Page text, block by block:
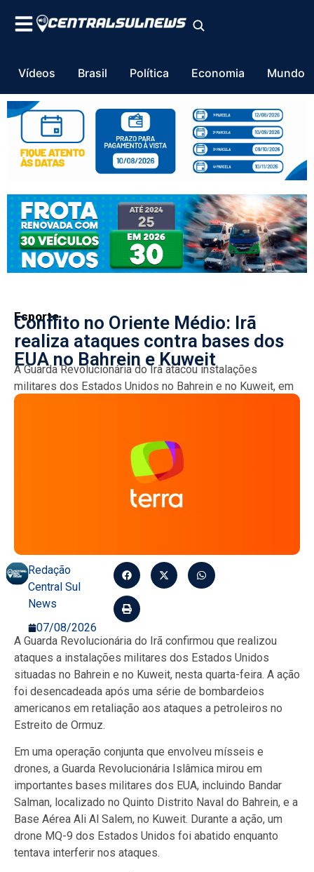
Vídeos Brasil Política Economia Mundo
Esporte
Conflito no Oriente Médio: Irã
realiza ataques contra bases dos
EUA no Bahrein e Kuweit
A Guarda Revolucionária do Irã atacou instalações
militares dos Estados Unidos no Bahrein e no Kuweit, em
resposta a uma série de ataques americanos. A...
Redação
Central Sul
News
07/08/2026
A Guarda Revolucionária do Irã confirmou que realizou
ataques a instalações militares dos Estados Unidos
situadas no Bahrein e no Kuweit, nesta quarta-feira. A ação
foi desencadeada após uma série de bombardeios
americanos em retaliação aos ataques a petroleiros no
Estreito de Ormuz.
Em uma operação conjunta que envolveu mísseis e
drones, a Guarda Revolucionária Islâmica mirou em
importantes bases militares dos EUA, incluindo Bandar
Salman, localizado no Quinto Distrito Naval do Bahrein, e a
Base Aérea Ali Al Salem, no Kuweit. Durante a ação, um
drone MQ-9 dos Estados Unidos foi abatido enquanto
tentava interferir nos ataques.